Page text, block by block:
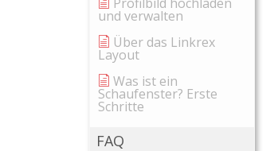
und verwalten
Über das Linkrex
Layout
Was ist ein
Schaufenster? Erste
Schritte
FAQ